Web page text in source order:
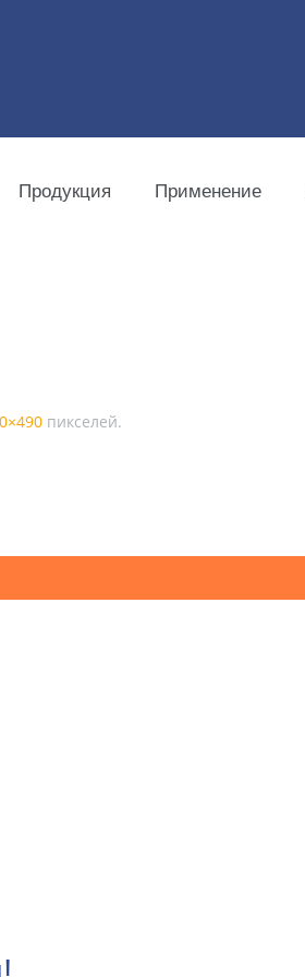
Продукция Применение
пикселей.